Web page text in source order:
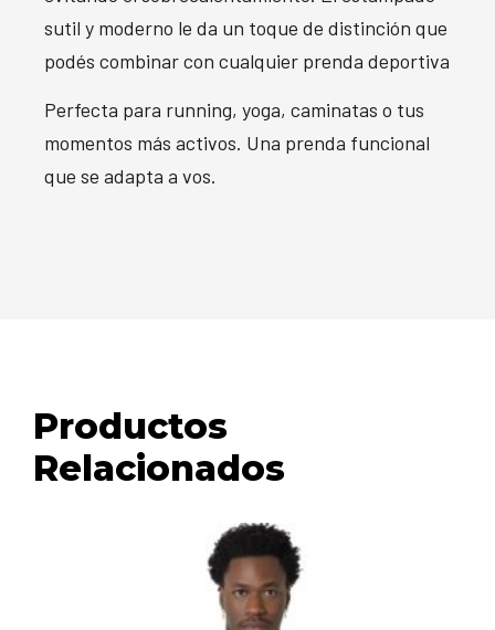
sutil y moderno le da un toque de distinción que
podés combinar con cualquier prenda deportiva
Perfecta para running, yoga, caminatas o tus
momentos más activos. Una prenda funcional
que se adapta a vos.
Productos
Relacionados